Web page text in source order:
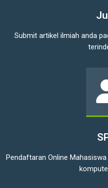
Submit artikel ilmiah anda
Pendaftaran Online